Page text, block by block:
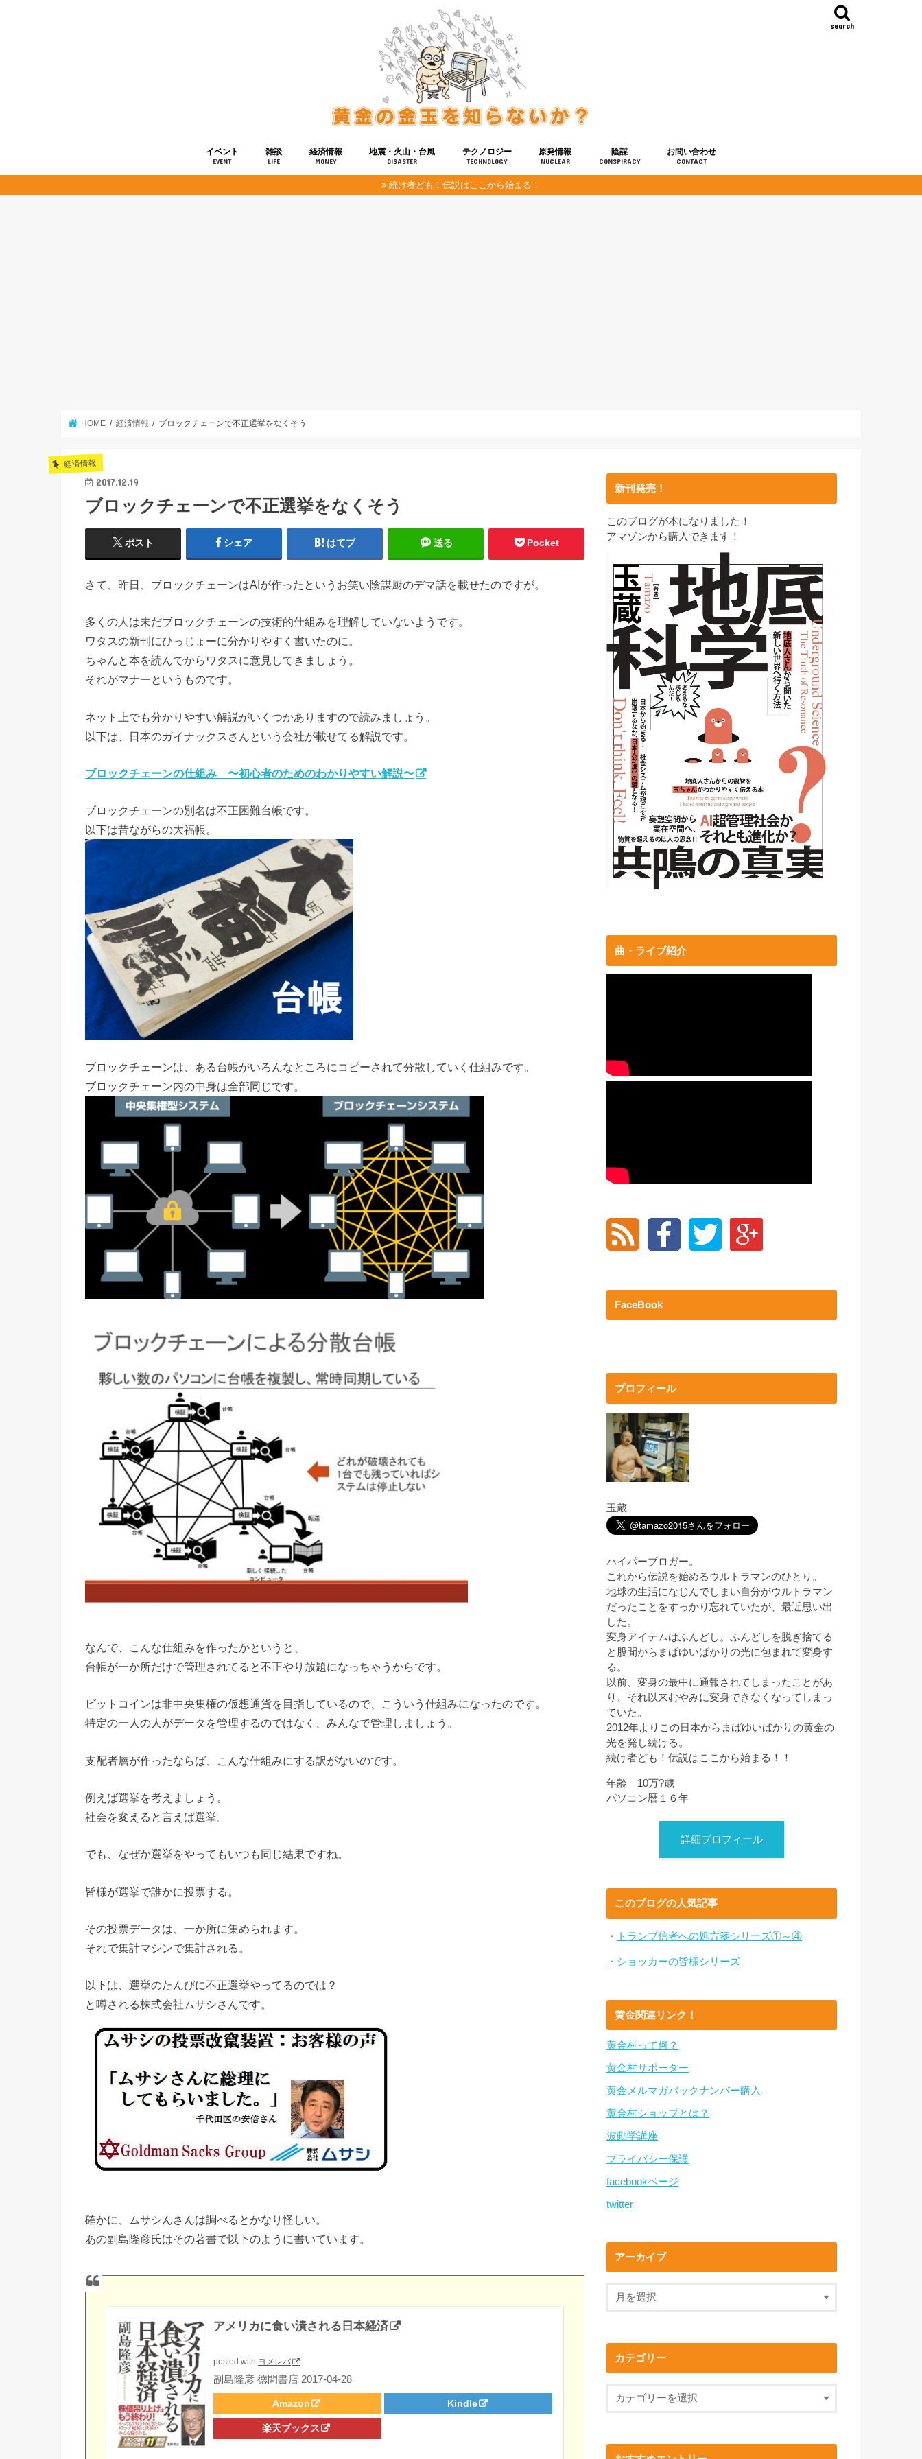
search
イベント
EVENT
雑談
LIFE
経済情報
MONEY
地震・火山・台風
DISASTER
テクノロジー
TECHNOLOGY
健康
宇宙
原発情報
NUCLEAR
陰謀
CONSPIRACY
お問い合わせ
CONTACT
続け者ども！伝説はここから始まる！
HOME 経済情報 ブロックチェーンで不正選挙をなくそう
経済情報
2017.12.19
ブロックチェーンで不正選挙をなくそう
ポスト シェア はてブ 送る Pocket
さて、昨日、ブロックチェーンはAIが作ったというお笑い陰謀厨のデマ話を載せたのですが。
多くの人は未だブロックチェーンの技術的仕組みを理解していないようです。
ワタスの新刊にひっじょーに分かりやすく書いたのに。
ちゃんと本を読んでからワタスに意見してきましょう。
それがマナーというものです。
ネット上でも分かりやすい解説がいくつかありますので読みましょう。
以下は、日本のガイナックスさんという会社が載せてる解説です。
ブロックチェーンの仕組み 〜初心者のためのわかりやすい解説〜
ブロックチェーンの別名は不正困難台帳です。
以下は昔ながらの大福帳。
ブロックチェーンは、ある台帳がいろんなところにコピーされて分散していく仕組みです。
ブロックチェーン内の中身は全部同じです。
なんで、こんな仕組みを作ったかというと、
台帳が一か所だけで管理されてると不正やり放題になっちゃうからです。
ビットコインは非中央集権の仮想通貨を目指しているので、こういう仕組みになったのです。
特定の一人の人がデータを管理するのではなく、みんなで管理しましょう。
支配者層が作ったならば、こんな仕組みにする訳がないのです。
例えば選挙を考えましょう。
社会を変えると言えば選挙。
でも、なぜか選挙をやってもいつも同じ結果ですね。
皆様が選挙で誰かに投票する。
その投票データは、一か所に集められます。
それで集計マシンで集計される。
以下は、選挙のたんびに不正選挙やってるのでは？
と噂される株式会社ムサシさんです。
確かに、ムサシんさんは調べるとかなり怪しい。
あの副島隆彦氏はその著書で以下のように書いています。
アメリカに食い潰される日本経済
posted with ヨメレバ
副島隆彦 徳間書店 2017-04-28
Amazon Kindle
楽天ブックス
新刊発売！
このブログが本になりました！
アマゾンから購入できます！
曲・ライブ紹介
FaceBook
プロフィール
玉蔵
ハイパーブロガー。
これから伝説を始めるウルトラマンのひとり。
地球の生活になじんでしまい自分がウルトラマン
だったことをすっかり忘れていたが、最近思い出
した。
変身アイテムはふんどし。ふんどしを脱ぎ捨てる
と股間からまばゆいばかりの光に包まれて変身す
る。
以前、変身の最中に通報されてしまったことがあ
り、それ以来むやみに変身できなくなってしまっ
ていた。
2012年よりこの日本からまばゆいばかりの黄金の
光を発し続ける。
続け者ども！伝説はここから始まる！！
年齢 10万?歳
パソコン暦１６年
詳細プロフィール
このブログの人気記事
・ トランプ信者への処方箋シリーズ①～④
・ショッカーの皆様シリーズ
黄金関連リンク！
黄金村って何？
黄金村サポーター
黄金メルマガバックナンバー購入
黄金村ショップとは？
波動学講座
プライバシー保護
facebookページ
twitter
アーカイブ
カテゴリー